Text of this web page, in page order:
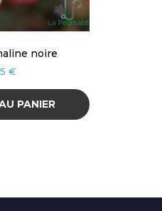
noire
€
PANIER